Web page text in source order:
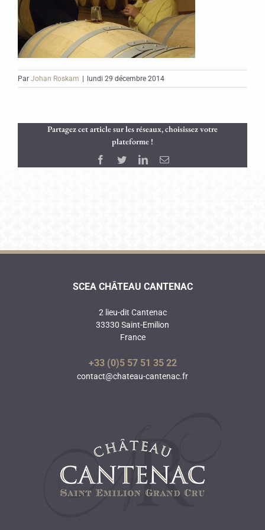
Par Johan Roskam lundi 29 décembre 2014
Partagez cet article sur les réseaux, choisissez votre
plateforme !
Facebook
TwitterLinkedInEmail
SCEA CHÂTEAU CANTENAC
2 lieu-dit Cantenac
33330 Saint-Emilion
France
+33 (0)5 57 51 35 22
contact@chateau-cantenac.fr